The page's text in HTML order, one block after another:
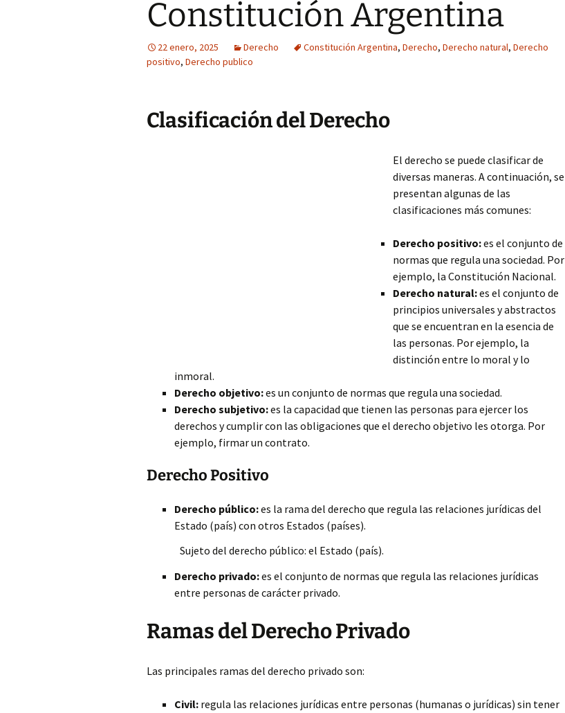
Constitución Argentina
22 enero, 2025 Derecho Constitución Argentina, Derecho, Derecho natural, Derecho
positivo, Derecho publico
Clasificación del Derecho
El derecho se puede clasificar de
diversas maneras. A continuación, se
presentan algunas de las
clasificaciones más comunes:
Derecho positivo:es el conjunto de
normas que regula una sociedad. Por
ejemplo, la Constitución Nacional.
Derecho natural:es el conjunto de
principios universales y abstractos
que se encuentran en la esencia de
las personas. Por ejemplo, la
distinción entre lo moral y lo
inmoral.
Derecho objetivo:es un conjunto de normas que regula una sociedad.
Derecho subjetivo:es la capacidad que tienen las personas para ejercer los
derechos y cumplir con las obligaciones que el derecho objetivo les otorga. Por
ejemplo, firmar un contrato.
Derecho Positivo
Derecho público:es la rama del derecho que regula las relaciones jurídicas del
Estado (país) con otros Estados (países).
Sujeto del derecho público: el Estado (país).
Derecho privado:es el conjunto de normas que regula las relaciones jurídicas
entre personas de carácter privado.
Ramas del Derecho Privado
Las principales ramas del derecho privado son:
Civil: regula las relaciones jurídicas entre personas (humanas o jurídicas) sin tener